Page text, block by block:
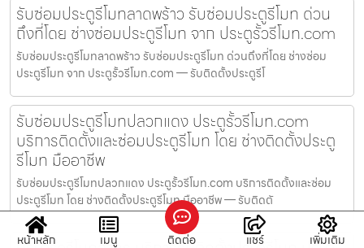
รับซ่อมประตูรีโมทลาดพร้าว รับซ่อมประตูรีโมท ด่วน
ถึงที่โดย ช่างซ่อมประตูรีโมท จาก ประตูรั้วรีโมท.com
รับซ่อมประตูรีโมทลาดพร้าว รับซ่อมประตูรีโมท ด่วนถึงที่โดย ช่างซ่อม
ประตูรีโมท จาก ประตูรั้วรีโมท.com — รับติดตั้งประตูรีโ
รับซ่อมประตูรีโมทปลวกแดง ประตูรั้วรีโมท.com
บริการติดตั้งและซ่อมประตูรีโมท โดย ช่างติดตั้งประตู
รีโมท มืออาชีพ
รับซ่อมประตูรีโมทปลวกแดง ประตูรั้วรีโมท.com บริการติดตั้งและซ่อม
ประตูรีโมท โดย ช่างติดตั้งประตูรีโมท มืออาชีพ — รับติดตั
หน้าหลัก เมนู ติดต่อ แชร์ เพิ่มเติม